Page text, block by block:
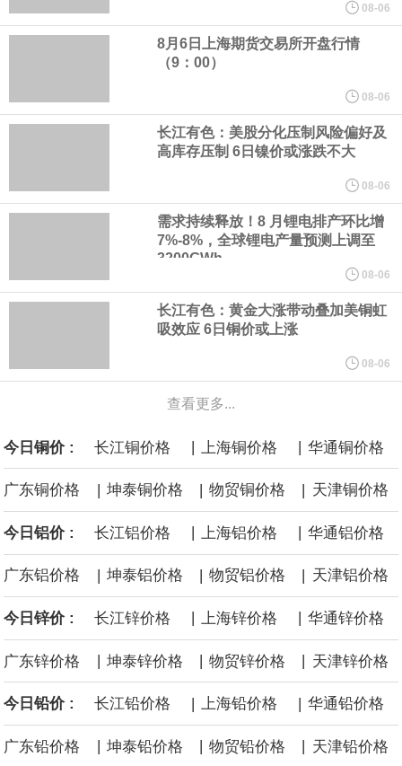
欧元区6月PPI月率 -0.3%，预期-0.3%，前值0.20%。
山东黄金公告称，截至 2026 年 7 月 31 日，公司注册股本总额为
46.10 亿元，较上月无变动。其中，H 股法定/注册股本为 9.95 亿
元，已发行股份总数为 995,486,178 股；A股法定/注册股本为
36.14 亿元，已发行股份总数为 3,614,443,347 股，本月均无增
本田：熊本摩托车工厂已于周三恢复部分生产运营。
8月5日，华为WATCH GT 7系列正式发布，搭载高硅叠片异形电
池，配备64GB内存，首发室内滑雪、腕上转弯检测、G-Force滑雪
数据等功能，并支持AI运动解读，售价1588元起。
英国7月服务业PMI终值 52.1，预期51.8，前值51.8。
福田汽车公告，2026年7月汽车产品产量47934辆，去年同期40313
辆；销量51784辆，去年同期45974辆。其中，新能源汽车产量
10771辆，去年同期8294辆；销量11288辆，去年同期7794辆。本
年累计汽车产品产量40.74万辆，去年同期38万辆，累计同比增
08-06
8月6日上海期货交易所开盘行情
（9：00）
08-06
长江有色：美股分化压制风险偏好及
高库存压制 6日镍价或涨跌不大
08-06
需求持续释放！8 月锂电排产环比增
7%-8%，全球锂电产量预测上调至
3200GWh
08-06
长江有色：黄金大涨带动叠加美铜虹
吸效应 6日铜价或上涨
08-06
查看更多...
今日铜价 : 长江铜价格 | 上海铜价格 | 华通铜价格
广东铜价格 | 坤泰铜价格 | 物贸铜价格 | 天津铜价格
今日铝价 : 长江铝价格 上海铝价格 华通铝价格
广东铝价格 | 坤泰铝价格 | 物贸铝价格 | 天津铝价格
今日锌价 : 长江锌价格 上海锌价格 华通锌价格
广东锌价格 | 坤泰锌价格 | 物贸锌价格 | 天津锌价格
今日铅价 : 长江铅价格 | 上海铅价格 | 华通铅价格
广东铅价格 坤泰铅价格 物贸铅价格 天津铅价格